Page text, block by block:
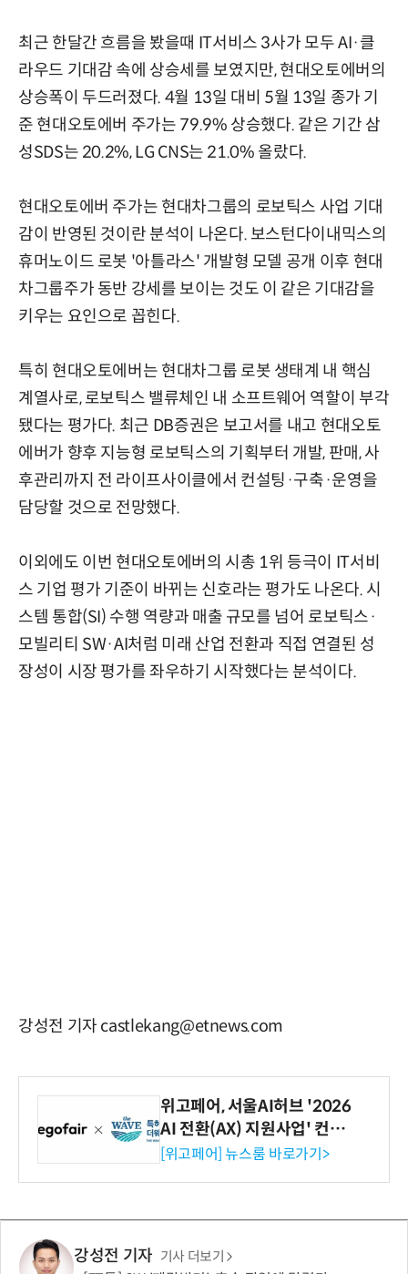
최근 한달간 흐름을 봤을때 IT서비스 3사가 모두 AI·클
라우드 기대감 속에 상승세를 보였지만, 현대오토에버의
상승폭이 두드러졌다. 4월 13일 대비 5월 13일 종가 기
준 현대오토에버 주가는 79.9% 상승했다. 같은 기간 삼
성SDS는 20.2%, LG CNS는 21.0% 올랐다.
현대오토에버 주가는 현대차그룹의 로보틱스 사업 기대
감이 반영된 것이란 분석이 나온다. 보스턴다이내믹스의
휴머노이드 로봇 '아틀라스' 개발형 모델 공개 이후 현대
차그룹주가 동반 강세를 보이는 것도 이 같은 기대감을
키우는 요인으로 꼽힌다.
특히 현대오토에버는 현대차그룹 로봇 생태계 내 핵심
계열사로, 로보틱스 밸류체인 내 소프트웨어 역할이 부각
됐다는 평가다. 최근 DB증권은 보고서를 내고 현대오토
에버가 향후 지능형 로보틱스의 기획부터 개발, 판매, 사
후관리까지 전 라이프사이클에서 컨설팅·구축·운영을
담당할 것으로 전망했다.
이외에도 이번 현대오토에버의 시총 1위 등극이 IT서비
스 기업 평가 기준이 바뀌는 신호라는 평가도 나온다. 시
스템 통합(SI) 수행 역량과 매출 규모를 넘어 로보틱스·
모빌리티 SW·AI처럼 미래 산업 전환과 직접 연결된 성
장성이 시장 평가를 좌우하기 시작했다는 분석이다.
강성전 기자 castlekang@etnews.com
위고페어, 서울AI허브 '2026
AI 전환(AX) 지원사업' 컨소
시엄 선정
[위고페어] 뉴스룸 바로가기>
강성전 기자 기사 더보기